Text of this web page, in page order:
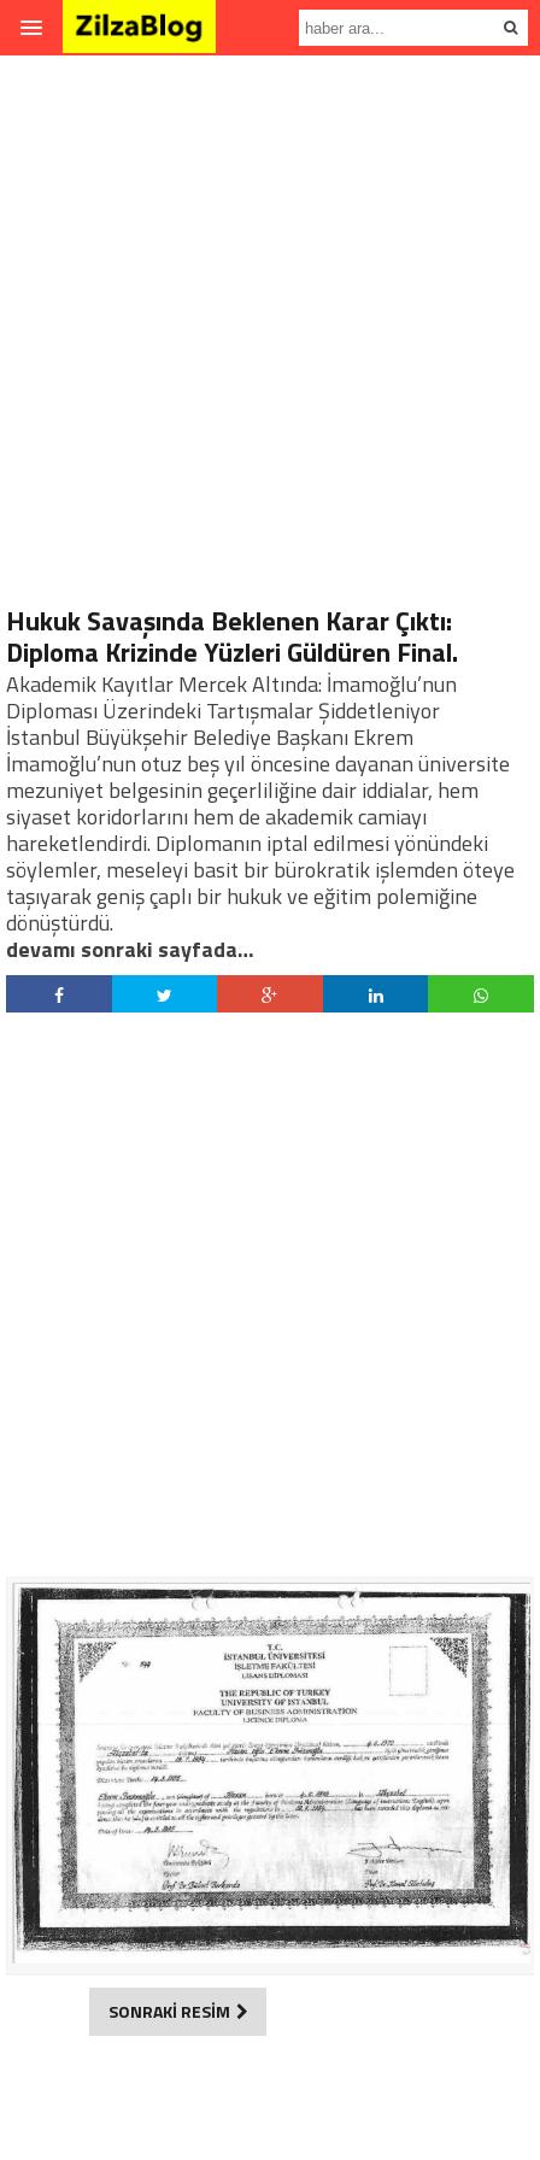
Hukuk Savaşında Beklenen Karar Çıktı:
Diploma Krizinde Yüzleri Güldüren Final.
Akademik Kayıtlar Mercek Altında: İmamoğlu’nun
Diploması Üzerindeki Tartışmalar Şiddetleniyor
İstanbul Büyükşehir Belediye Başkanı Ekrem
İmamoğlu’nun otuz beş yıl öncesine dayanan üniversite
mezuniyet belgesinin geçerliliğine dair iddialar, hem
siyaset koridorlarını hem de akademik camiayı
hareketlendirdi. Diplomanın iptal edilmesi yönündeki
söylemler, meseleyi basit bir bürokratik işlemden öteye
taşıyarak geniş çaplı bir hukuk ve eğitim polemiğine
dönüştürdü.
devamı sonraki sayfada…
SONRAKİ RESİM